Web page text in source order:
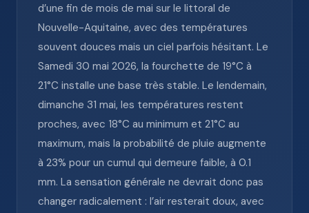
d’une fin de mois de mai sur le littoral de
Nouvelle-Aquitaine, avec des températures
souvent douces mais un ciel parfois hésitant. Le
Samedi 30 mai 2026, la fourchette de 19°C à
21°C installe une base très stable. Le lendemain,
dimanche 31 mai, les températures restent
proches, avec 18°C au minimum et 21°C au
maximum, mais la probabilité de pluie augmente
à 23% pour un cumul qui demeure faible, à 0.1
mm. La sensation générale ne devrait donc pas
changer radicalement : l’air resterait doux, avec